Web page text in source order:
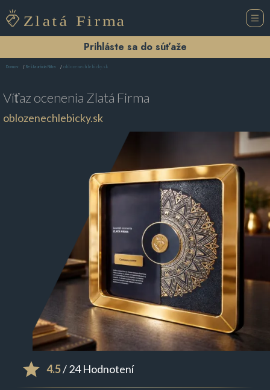
Prihláste sa do súťaže
Domov Reštaurácia Nitra oblozenechlebicky.sk
Víťaz ocenenia Zlatá Firma
oblozenechlebicky.sk
4.5/ 24 Hodnotení